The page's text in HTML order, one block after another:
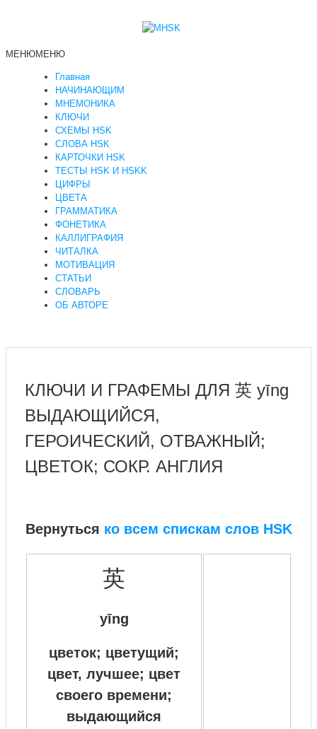
МЕНЮМЕНЮ
Главная
НАЧИНАЮЩИМ
МНЕМОНИКА
КЛЮЧИ
СХЕМЫ HSK
СЛОВА HSK
КАРТОЧКИ HSK
ТЕСТЫ HSK И HSKK
ЦИФРЫ
ЦВЕТА
ГРАММАТИКА
ФОНЕТИКА
КАЛЛИГРАФИЯ
ЧИТАЛКА
МОТИВАЦИЯ
СТАТЬИ
СЛОВАРЬ
ОБ АВТОРЕ
КЛЮЧИ И ГРАФЕМЫ ДЛЯ 英 yīng
ВЫДАЮЩИЙСЯ,
ГЕРОИЧЕСКИЙ, ОТВАЖНЫЙ;
ЦВЕТОК; СОКР. АНГЛИЯ
Вернуться ко всем спискам слов HSK
英
yīng
цветок; цветущий;
цвет, лучшее; цвет
своего времени;
выдающийся